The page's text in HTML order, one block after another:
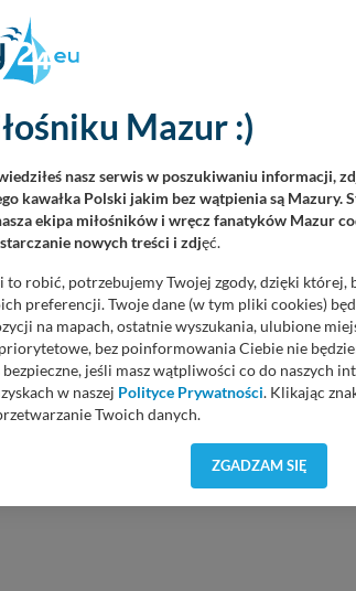
Mazur :)
nasz serwis w poszukiwaniu informacji,
kawałka Polski jakim bez wątpienia są Mazury.
ekipa miłośników i wręcz fanatyków Mazur
nowych treści i zdjęć.
to robić, potrzebujemy Twojej zgody, dzięki której,
preferencji. Twoje dane (w tym pliki cookies)
na mapach, ostatnie wyszukania, ulubione
bez poinformowania Ciebie nie
bezpieczne, jeśli masz wątpliwości co do naszych
w naszej Polityce Prywatności. Klikając
Twoich danych.
gdy przekazanie Twoich danych jest
ZGADZAM SIĘ